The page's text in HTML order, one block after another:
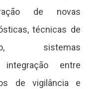
de novas
técnicas de
sistemas
entre
de vigilância e